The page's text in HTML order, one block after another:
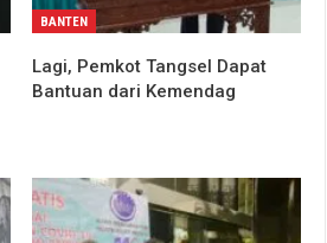
BANTEN
Lagi, Pemkot Tangsel Dapat
Bantuan dari Kemendag